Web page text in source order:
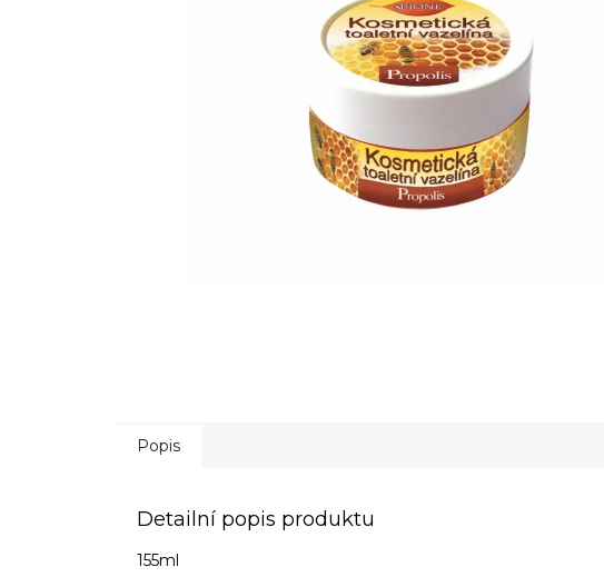
Popis
Detailní popis produktu
155ml